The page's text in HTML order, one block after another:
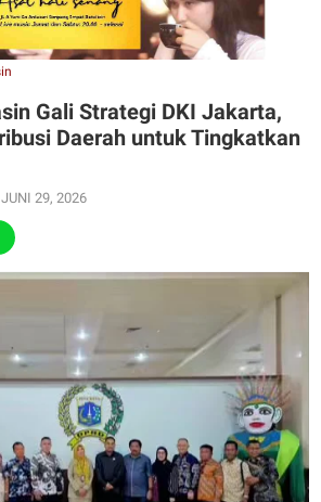
Gali Strategi DKI Jakarta,
Daerah untuk Tingkatkan
29, 2026